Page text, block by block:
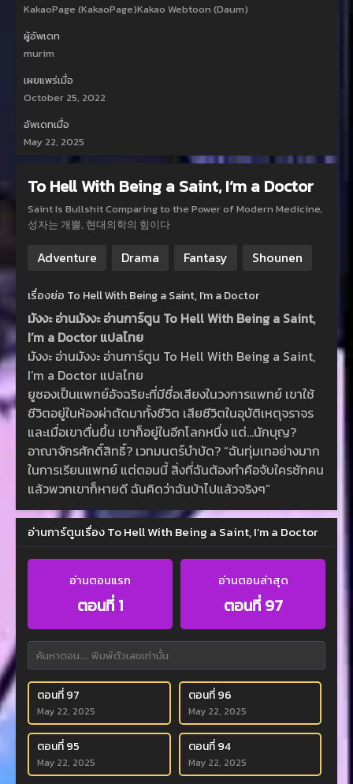
KakaoPage (KakaoPage)Kakao Webtoon (Daum)
ผู้อัพเดท
murim
เผยแพร่เมื่อ
October 25, 2022
อัพเดทเมื่อ
May 22, 2025
To Hell With Being a Saint, I’m a Doctor
Saint Is Bullshit Comparing to the Power of Modern Medicine,
성자는 개뿔, 현대의학의 힘이다
Adventure Drama Fantasy Shounen
เรื่องย่อ To Hell With Being a Saint, I’m a Doctor
มังงะ อ่านมังงะ อ่านการ์ตูน To Hell With Being a Saint,
I’m a Doctor แปลไทย
มังงะ อ่านมังงะ อ่านการ์ตูน To Hell With Being a Saint,
I’m a Doctor แปลไทย
ยูซองเป็นแพทย์อัจฉริยะที่มีชื่อเสียงในวงการแพทย์ เขาใช้
ชีวิตอยู่ในห้องผ่าตัดมาทั้งชีวิต เสียชีวิตในอุบัติเหตุจราจร
และเมื่อเขาตื่นขึ้น เขาก็อยู่ในอีกโลกหนึ่ง แต่…นักบุญ?
อาณาจักรศักดิ์สิทธิ์? เวทมนตร์บำบัด? “ฉันทุ่มเทอย่างมาก
ในการเรียนแพทย์ แต่ตอนนี้ สิ่งที่ฉันต้องทำคือจับใครซักคน
แล้วพวกเขาก็หายดี ฉันคิดว่าฉันบ้าไปแล้วจริงๆ”
อ่านการ์ตูนเรื่อง To Hell With Being a Saint, I’m a Doctor
อ่านตอนแรก
ตอนที่ 1
อ่านตอนล่าสุด
ตอนที่ 97
ตอนที่ 97
May 22, 2025
ตอนที่ 96
May 22, 2025
ตอนที่ 95
May 22, 2025
ตอนที่ 94
May 22, 2025